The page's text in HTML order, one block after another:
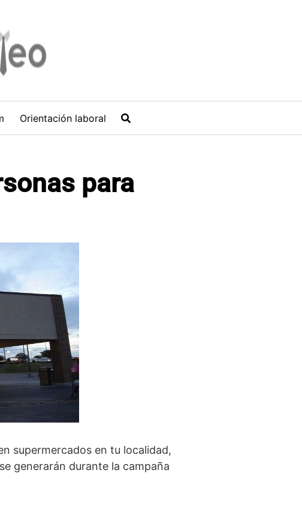
Orientación laboral
para
supermercados en tu localidad,
generarán durante la campaña